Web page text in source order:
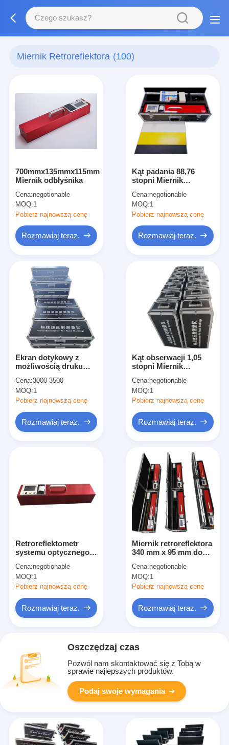
Miernik Retroreflektora (100)
700mmx135mmx115mm
Miernik odbłyśnika
Cena:negotionable
MOQ:1
Pobierz najnowszą cenę
Rozmawiaj teraz.
Kąt padania 88,76
stopni Miernik
oznaczeń drogowych
Cena:negotionable
MOQ:1
Pobierz najnowszą cenę
Rozmawiaj teraz.
Ekran dotykowy z
możliwością druku
Retroreflektometr do
oznaczeń drogowych
Cena:3000-3500
MOQ:1
Pobierz najnowszą cenę
Rozmawiaj teraz.
Kąt obserwacji 1,05
stopni Miernik
Opatentowany system
optyczny
Cena:negotionable
MOQ:1
Pobierz najnowszą cenę
Rozmawiaj teraz.
Retroreflektometr
systemu optycznego
oznaczeń drogowych
Cena:negotionable
MOQ:1
Pobierz najnowszą cenę
Rozmawiaj teraz.
Miernik retroreflektora
340 mm x 95 mm do
Kalibracja jednego
klucza
Cena:negotionable
MOQ:1
Pobierz najnowszą cenę
Rozmawiaj teraz.
Oszczędzaj czas
Pozwól nam skontaktować się z Tobą w
sprawie najlepszych produktów.
Podaj swoje wymagania